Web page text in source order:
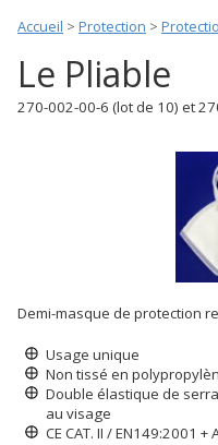
Accueil > Protection >
Le Pliable
270-002-00-6 (lot de 10) et
Demi-masque de protection
Usage unique
Non tissé en
Double élastique de
au visage
CE CAT. II / EN149:2001 +